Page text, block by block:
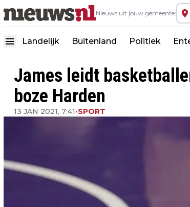
Nieuws uit jouw gemeente:
Landelijk Buitenland Politiek
James leidt
boze Harden
13 JAN 2021, 7:41•SPORT